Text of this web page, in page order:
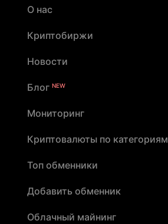
О нас
Криптобиржи
Новости
Блог NEW
Мониторинг
Криптовалюты по категориям
Топ обменники
Добавить обменник
Облачный майнинг